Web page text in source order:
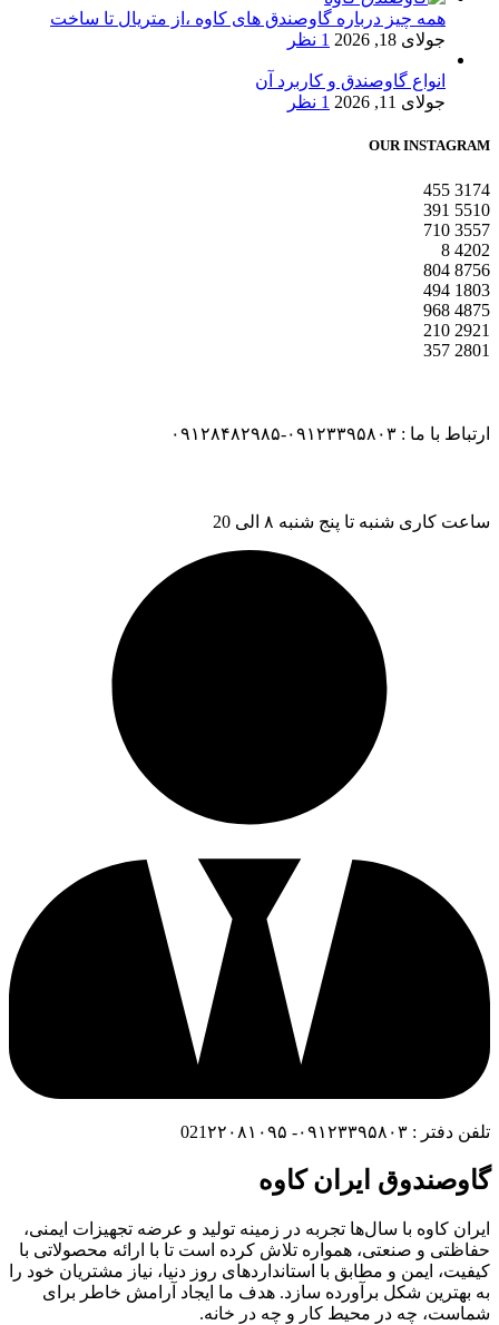
همه چیز درباره گاوصندق های کاوه ،از متریال تا ساخت
جولای 18, 2026
1 نظر
انواع گاوصندق و کاربرد آن
جولای 11, 2026
1 نظر
OUR INSTAGRAM
3174
455
5510
391
3557
710
4202
8
8756
804
1803
494
4875
968
2921
210
2801
357
ارتباط با ما : ۰۹۱۲۳۳۹۵۸۰۳-۰۹۱۲۸۴۸۲۹۸۵
ساعت کاری شنبه تا پنج شنبه ۸ الی 20
تلفن دفتر : ۰۹۱۲۳۳۹۵۸۰۳- 021۲۲۰۸۱۰۹۵
گاوصندوق ایران کاوه
ایران کاوه با سال‌ها تجربه در زمینه تولید و عرضه تجهیزات ایمنی،
حفاظتی و صنعتی، همواره تلاش کرده است تا با ارائه محصولاتی با
کیفیت، ایمن و مطابق با استانداردهای روز دنیا، نیاز مشتریان خود را
به بهترین شکل برآورده سازد. هدف ما ایجاد آرامش خاطر برای
شماست، چه در محیط کار و چه در خانه.